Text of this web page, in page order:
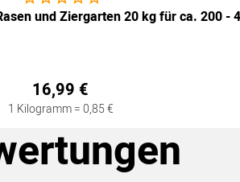
und Ziergarten 20 kg für ca. 200 -
16,99 €
1 Kilogramm =0,85€